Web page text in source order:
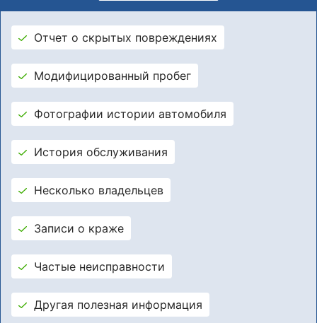
Отчет о скрытых повреждениях
Модифицированный пробег
Фотографии истории автомобиля
История обслуживания
Несколько владельцев
Записи о краже
Частые неисправности
Другая полезная информация